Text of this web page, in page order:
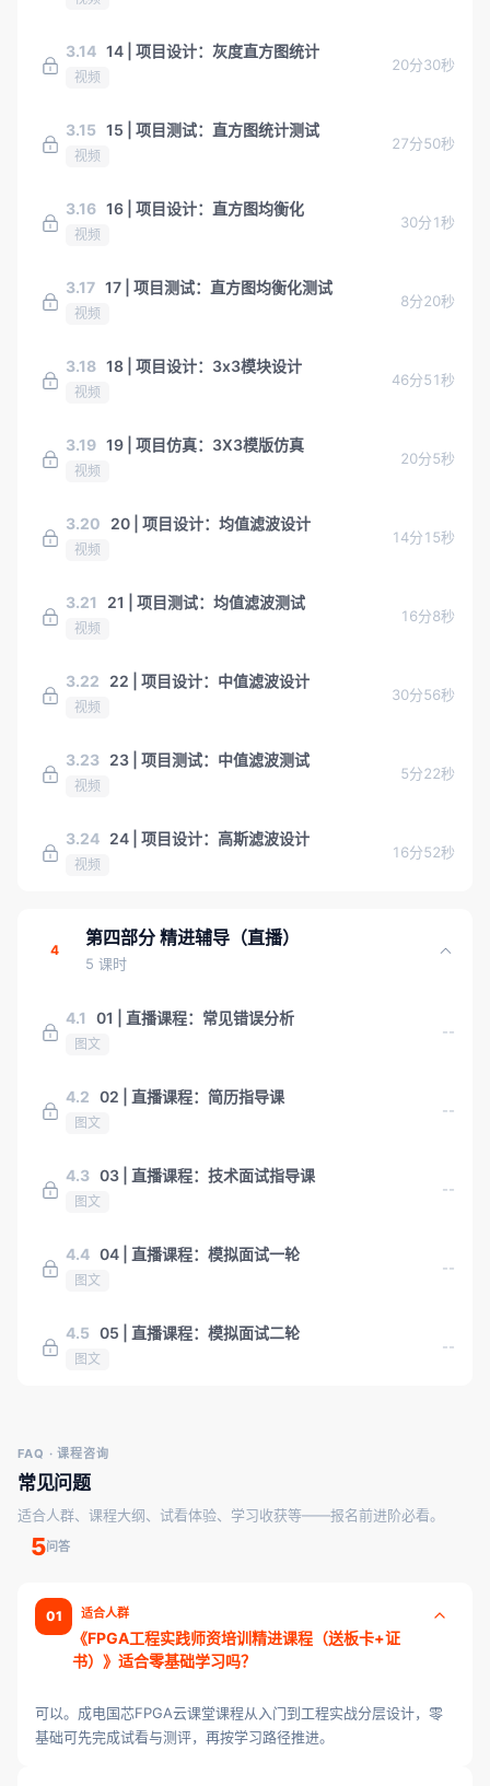
3.14 14 | 项目设计：灰度直方图统计
视频
20分30秒
3.15 15 | 项目测试：直方图统计测试
视频
27分50秒
3.16 16 | 项目设计：直方图均衡化
视频
30分1秒
3.17 17 | 项目测试：直方图均衡化测试
视频
8分20秒
3.18 18 | 项目设计：3x3模块设计
视频
46分51秒
3.19 19 | 项目仿真：3X3模版仿真
视频
20分5秒
3.20 20 | 项目设计：均值滤波设计
视频
14分15秒
3.21 21 | 项目测试：均值滤波测试
视频
16分8秒
3.22 22 | 项目设计：中值滤波设计
视频
30分56秒
3.23 23 | 项目测试：中值滤波测试
视频
5分22秒
3.24 24 | 项目设计：高斯滤波设计
视频
16分52秒
4
第四部分 精进辅导（直播）
5 课时
4.1 01 | 直播课程：常见错误分析
图文
--
4.2 02 | 直播课程：简历指导课
图文
--
4.3 03 | 直播课程：技术面试指导课
图文
--
4.4 04 | 直播课程：模拟面试一轮
图文
--
4.5 05 | 直播课程：模拟面试二轮
图文
--
FAQ · 课程咨询
常见问题
适合人群、课程大纲、试看体验、学习收获等——报名前进阶必看。
5问答
01 适合人群
《FPGA工程实践师资培训精进课程（送板卡+证
书）》适合零基础学习吗？
可以。成电国芯FPGA云课堂课程从入门到工程实战分层设计，零
基础可先完成试看与测评，再按学习路径推进。